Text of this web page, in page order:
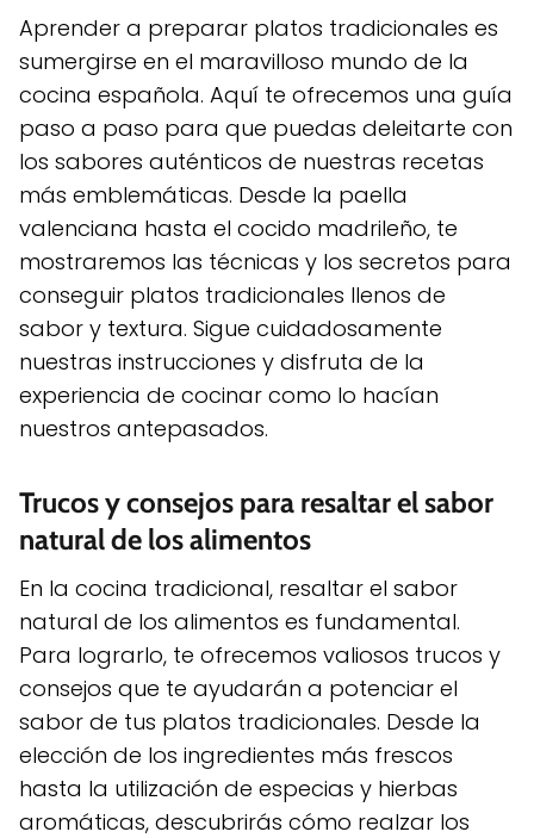
Aprender a preparar platos tradicionales es
sumergirse en el maravilloso mundo de la
cocina española. Aquí te ofrecemos una guía
paso a paso para que puedas deleitarte con
los sabores auténticos de nuestras recetas
más emblemáticas. Desde la paella
valenciana hasta el cocido madrileño, te
mostraremos las técnicas y los secretos para
conseguir platos tradicionales llenos de
sabor y textura. Sigue cuidadosamente
nuestras instrucciones y disfruta de la
experiencia de cocinar como lo hacían
nuestros antepasados.
Trucos y consejos para resaltar el sabor
natural de los alimentos
En la cocina tradicional, resaltar el sabor
natural de los alimentos es fundamental.
Para lograrlo, te ofrecemos valiosos trucos y
consejos que te ayudarán a potenciar el
sabor de tus platos tradicionales. Desde la
elección de los ingredientes más frescos
hasta la utilización de especias y hierbas
aromáticas, descubrirás cómo realzar los